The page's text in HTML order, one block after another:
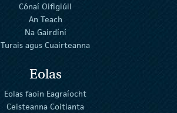
Cónaí Oifigiúil
An Teach
Na Gairdíní
Turais agus Cuairteanna
Eolas
Eolas faoin Eagraíocht
Ceisteanna Coitianta